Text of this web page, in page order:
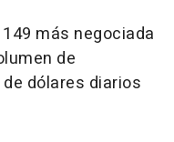
más negociada
de
dólares diarios